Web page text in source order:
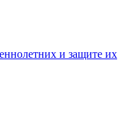
и защите их